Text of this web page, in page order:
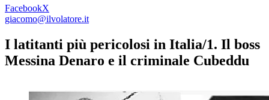
FacebookX
giacomo@ilvolatore.it
I latitanti più pericolosi in Italia/1. Il boss
Messina Denaro e il criminale Cubeddu